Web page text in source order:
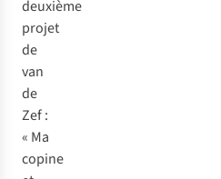
deuxième
projet
de
van
de
Zef :
« Ma
copine